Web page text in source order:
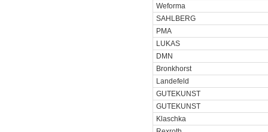
Weforma
SAHLBERG
PMA
LUKAS
DMN
Bronkhorst
Landefeld
GUTEKUNST
GUTEKUNST
Klaschka